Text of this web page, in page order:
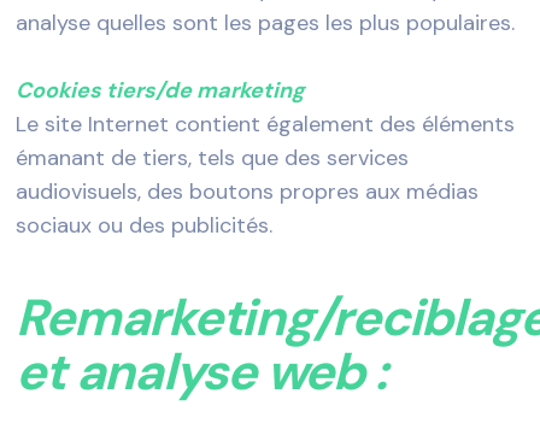
analyse quelles sont les pages les plus populaires.
Cookies tiers/de marketing
Le site Internet contient également des éléments
émanant de tiers, tels que des services
audiovisuels, des boutons propres aux médias
sociaux ou des publicités.
Remarketing/
et analyse web :